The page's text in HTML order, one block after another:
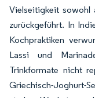
Vielseitigkeit sowohl
zurückgeführt. In
Kochpraktiken
Lassi und
Trinkformate nicht
Griechisch-Joghurt-